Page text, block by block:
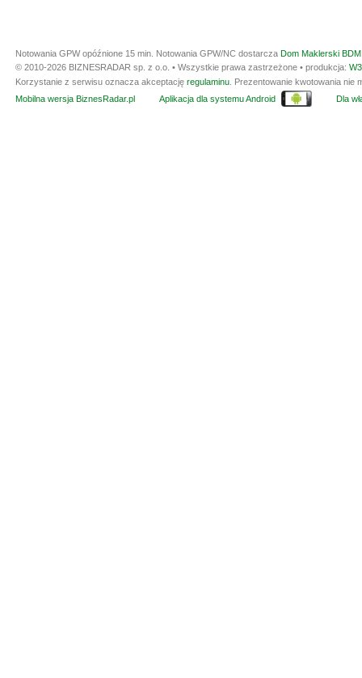
Notowania GPW opóźnione 15 min. Notowania GPW/NC dostarcza Dom Maklerski
© 2010-2026 BIZNESRADAR sp. z o.o. • Wszystkie prawa zastrzeżone • produkcja:
Korzystanie z serwisu oznacza akceptację regulaminu . Prezentowanie kwotowania
Mobilna wersja BiznesRadar.pl
Aplikacja dla systemu Android Dla